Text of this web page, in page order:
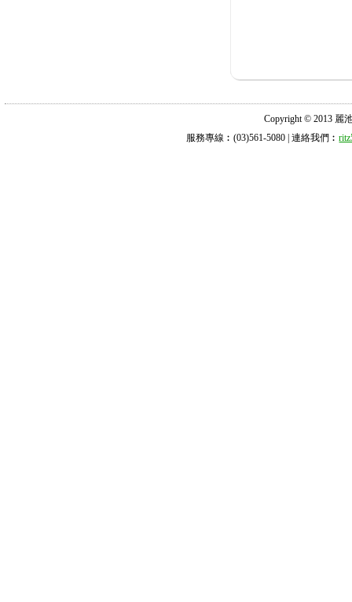
Copyright © 2013 麗
服務專線︰(03)561-5080 | 連絡我們︰